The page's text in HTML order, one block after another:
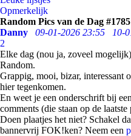
Opmerkelijk
Random Pics van de Dag #1785
Danny
09-01-2026 23:55 10-
2
Elke dag (nou ja, zoveel
Random.
Grappig, mooi, bizar, interessant
hier tegenkomen.
En weet je een onderschrift bij
comments (die staan op de laatste
Doen plaatjes het niet? Schakel
bannervrij FOK!ken? Neem een